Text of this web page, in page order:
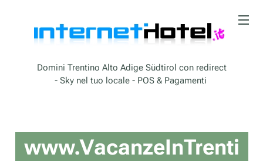
Domini Trentino Alto Adige Südtirol con redirect
- Sky nel tuo locale - POS & Pagamenti
www.VacanzeInTrenti